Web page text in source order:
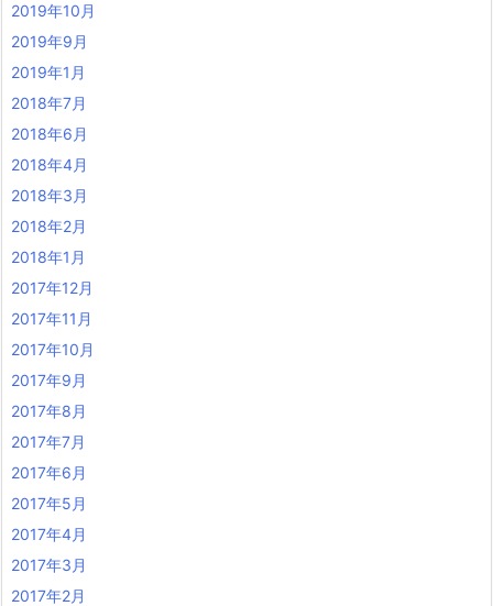
2019年10月
2019年9月
2019年1月
2018年7月
2018年6月
2018年4月
2018年3月
2018年2月
2018年1月
2017年12月
2017年11月
2017年10月
2017年9月
2017年8月
2017年7月
2017年6月
2017年5月
2017年4月
2017年3月
2017年2月